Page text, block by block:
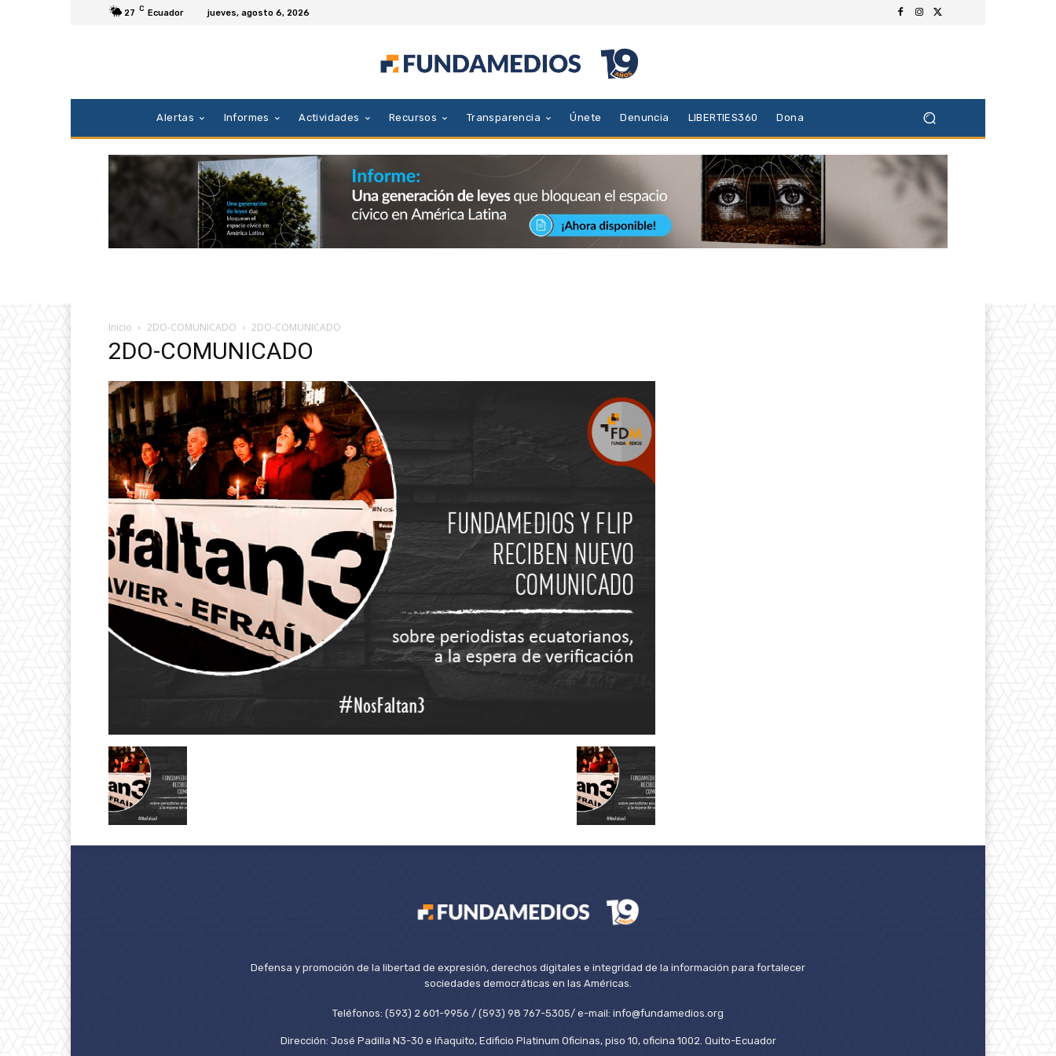
27 C Ecuador jueves, agosto 6, 2026
Alertas Informes Actividades Recursos Transparencia Únete Denuncia LIBERTIES360 Dona
Inicio 2DO-COMUNICADO 2DO-COMUNICADO
2DO-COMUNICADO
Defensa y promoción de la libertad de expresión, derechos digitales e integridad de la información para fortalecer
sociedades democráticas en las Américas.
Teléfonos: (593) 2 601-9956 / (593) 98 767-5305/ e-mail: info@fundamedios.org
Dirección: José Padilla N3-30 e Iñaquito, Edificio Platinum Oficinas, piso 10, oficina 1002. Quito-Ecuador